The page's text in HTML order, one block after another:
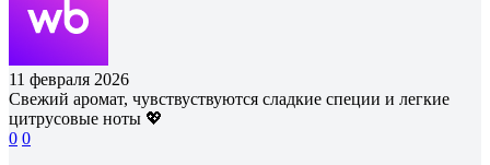
11 февраля 2026
Свежий аромат, чувствуствуются сладкие специи и легкие
цитрусовые ноты 💖
0 0